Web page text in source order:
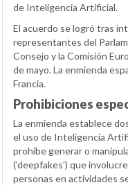
de Inteligencia Artificial.
El acuerdo se logró tras
representantes del
Consejo y la Comisión
de mayo. La enmienda
Francia.
Prohibiciones
La enmienda establece
el uso de Inteligencia
prohíbe generar o
(‘deepfakes’) que
personas en actividades